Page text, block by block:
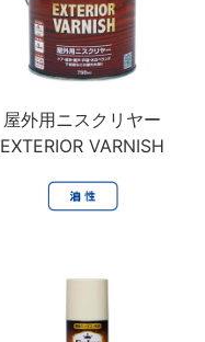
屋外用ニスクリヤー
EXTERIOR VARNISH